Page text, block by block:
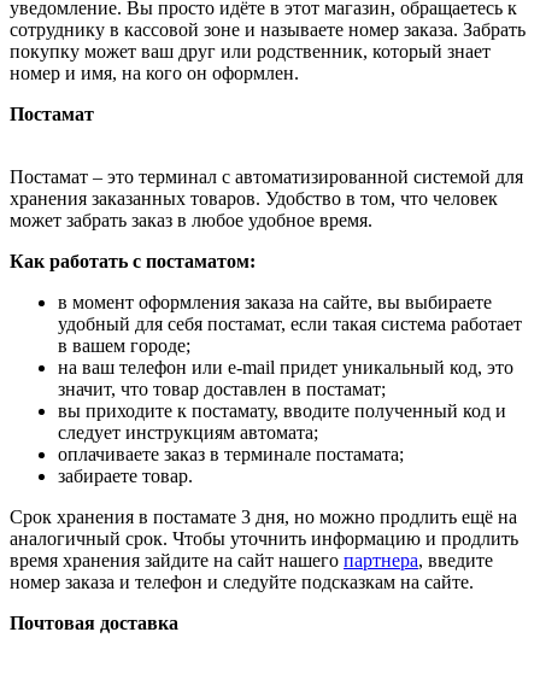
уведомление. Вы просто идёте в этот магазин, обращаетесь к
сотруднику в кассовой зоне и называете номер заказа. Забрать
покупку может ваш друг или родственник, который знает
номер и имя, на кого он оформлен.
Постамат
Постамат – это терминал с автоматизированной системой для
хранения заказанных товаров. Удобство в том, что человек
может забрать заказ в любое удобное время.
Как работать с постаматом:
в момент оформления заказа на сайте, вы выбираете
удобный для себя постамат, если такая система работает
в вашем городе;
на ваш телефон или e-mail придет уникальный код, это
значит, что товар доставлен в постамат;
вы приходите к постамату, вводите полученный код и
следует инструкциям автомата;
оплачиваете заказ в терминале постамата;
забираете товар.
Срок хранения в постамате 3 дня, но можно продлить ещё на
аналогичный срок. Чтобы уточнить информацию и продлить
время хранения зайдите на сайт нашего партнера, введите
номер заказа и телефон и следуйте подсказкам на сайте.
Почтовая доставка